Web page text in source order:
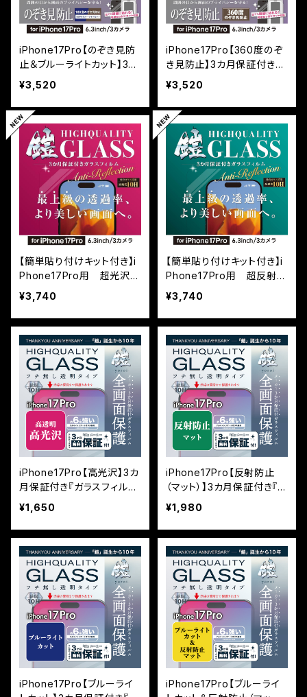
iPhone17Pro【のぞき見防
止＆ブルーライトカット】3カ
月保証付き『ガラスフィルム
鎧』全面フルカバー（黒フチ
タイプ）＜貼り付けキット付
き＞
¥3,520
iPhone17Pro【360度のぞ
き見防止】3カ月保証付き
『ガラスフィルム鎧』全面フ
ルカバー（黒フチタイプ）＜
貼り付けガイド付き＞
¥3,520
【簡単貼り付けキット付き】i
Phone17Pro用 超光沢
（AR） 最上級透過率（高透
明+反射防止） 保証付きガ
ラスフィルム『鎧』全面フル
カバー
¥3,740
【簡単貼り付けキット付き】i
Phone17Pro用 超反射防
止（AR+AG） 超マット（反
射防止+マット加工） 保証
付きガラスフィルム『鎧』全
面フルカバー
¥3,740
iPhone17Pro【高光沢】3カ
月保証付き『ガラスフィルム
鎧』平面フルカバー
¥1,650
iPhone17Pro【反射防止
（マット）】3カ月保証付き『ガ
ラスフィルム鎧』平面フルカ
バー
¥1,980
iPhone17Pro【ブルーライ
iPhone17Pro【ブルーライ